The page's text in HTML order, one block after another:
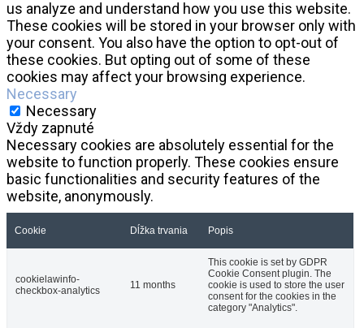
us analyze and understand how you use this website.
These cookies will be stored in your browser only with
your consent. You also have the option to opt-out of
these cookies. But opting out of some of these
cookies may affect your browsing experience.
Necessary
Necessary
Vždy zapnuté
Necessary cookies are absolutely essential for the
website to function properly. These cookies ensure
basic functionalities and security features of the
website, anonymously.
Cookie Dĺžka trvania Popis
cookielawinfo-
checkbox-analytics
11 months
This cookie is set by GDPR
Cookie Consent plugin. The
cookie is used to store the user
consent for the cookies in the
category "Analytics".